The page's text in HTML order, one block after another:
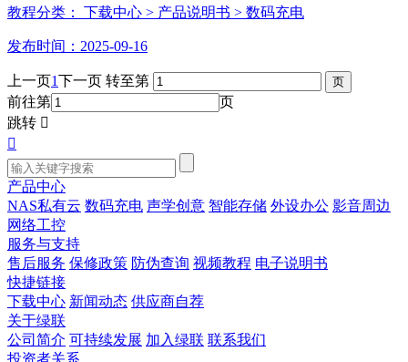
教程分类： 下载中心 > 产品说明书 > 数码充电
发布时间：2025-09-16
上一页1下一页 转至第
前往第
页
跳转 

产品中心
NAS私有云 数码充电 声学创意 智能存储 外设办公 影音周边
网络工控
服务与支持
售后服务 保修政策 防伪查询 视频教程 电子说明书
快捷链接
下载中心 新闻动态 供应商自荐
关于绿联
公司简介 可持续发展 加入绿联 联系我们
投资者关系